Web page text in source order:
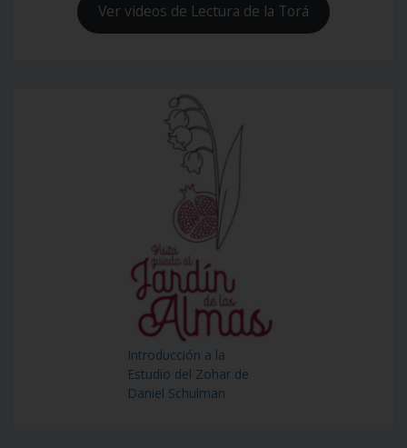
Ver videos de Lectura de la Torá
Introducción a la
Estudio del Zohar de
Daniel Schulman